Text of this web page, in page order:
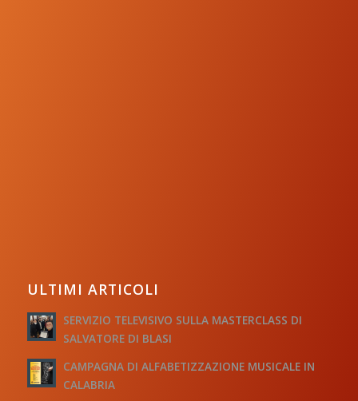
ULTIMI ARTICOLI
SERVIZIO TELEVISIVO SULLA MASTERCLASS DI
SALVATORE DI BLASI
CAMPAGNA DI ALFABETIZZAZIONE MUSICALE IN
CALABRIA